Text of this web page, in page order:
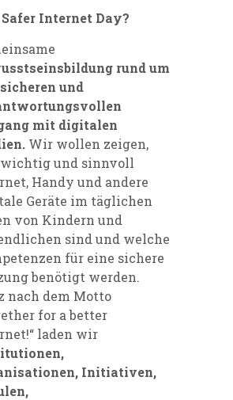
Safer Internet Day?
rund um
und
mit digitalen
Wir wollen zeigen,
und sinnvoll
Handy und andere
Geräte im täglichen
von Kindern und
sind und welche
für eine sichere
benötigt werden.
nach dem Motto
for a better
laden wir
Initiativen,